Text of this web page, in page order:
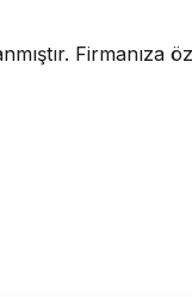
Firmanıza